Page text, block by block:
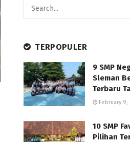
TERPOPULER
9 SMP
Sleman
Terbaru
February 9,
10 SMP
Pilihan